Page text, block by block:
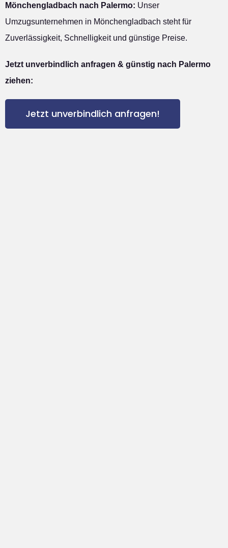
Mönchengladbach nach Palermo: Unser
Umzugsunternehmen in Mönchengladbach steht für
Zuverlässigkeit, Schnelligkeit und günstige Preise.
Jetzt unverbindlich anfragen & günstig nach Palermo
ziehen:
Jetzt unverbindlich anfragen!